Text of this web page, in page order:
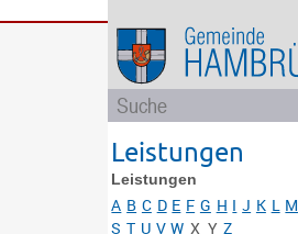
Bürgerservice
GemeindeBildung
und
Soziales
Rathaus
und
Politik
Leistungen
Leistungen
A B C D E F G H I J K L M
S T U V W X Y Z